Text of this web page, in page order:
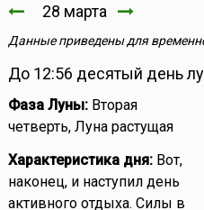
28 марта
Данные приведены для
До 12:56 десятый день
Фаза Луны: Вторая
четверть, Луна растущая
Характеристика дня:Вот,
наконец, и наступил день
активного отдыха. Силы в